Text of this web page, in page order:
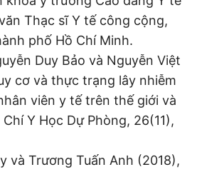
Thạc sĩ Y tế công cộng,
phố Hồ Chí Minh.
Duy Bảo và Nguyễn Việt
cơ và thực trạng lây nhiễm
viên y tế trên thế giới và
Y Học Dự Phòng, 26(11),
và Trương Tuấn Anh (2018),